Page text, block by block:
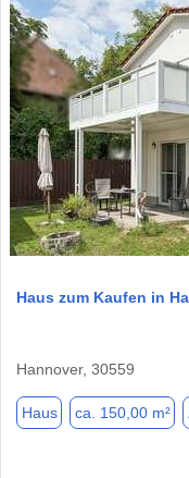
Haus zum Kaufen in
Hannover, 30559
Haus ca. 150,00 m²